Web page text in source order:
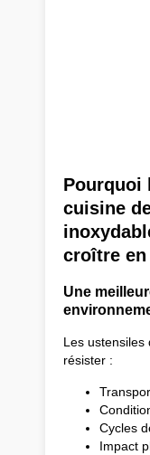
Pourquoi
cuisine
croître en
Une
Les ustensiles
résister :
Cycles
Impact